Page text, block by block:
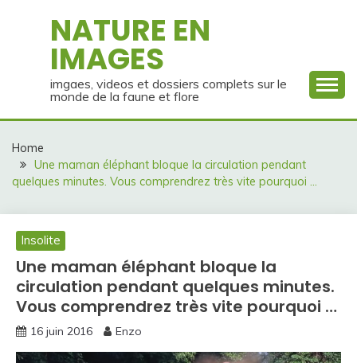
NATURE EN
IMAGES
imgaes, videos et dossiers complets sur le
monde de la faune et flore
Home
Une maman éléphant bloque la circulation pendant
quelques minutes. Vous comprendrez très vite pourquoi …
Insolite
Une maman éléphant bloque la
circulation pendant quelques minutes.
Vous comprendrez très vite pourquoi …
16 juin 2016 Enzo